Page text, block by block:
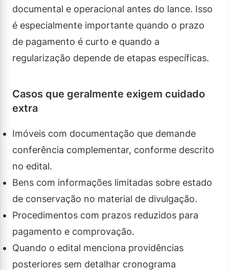
documental e operacional antes do lance. Isso
é especialmente importante quando o prazo
de pagamento é curto e quando a
regularização depende de etapas específicas.
Casos que geralmente exigem cuidado
extra
Imóveis com documentação que demande
conferência complementar, conforme descrito
no edital.
Bens com informações limitadas sobre estado
de conservação no material de divulgação.
Procedimentos com prazos reduzidos para
pagamento e comprovação.
Quando o edital menciona providências
posteriores sem detalhar cronograma